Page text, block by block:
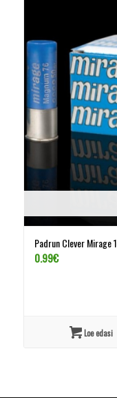
Padrun Clever
0.99€
Loe edasi